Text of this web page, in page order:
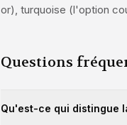
or), turquoise (l'option
Questions
Qu'est-ce qui distingue